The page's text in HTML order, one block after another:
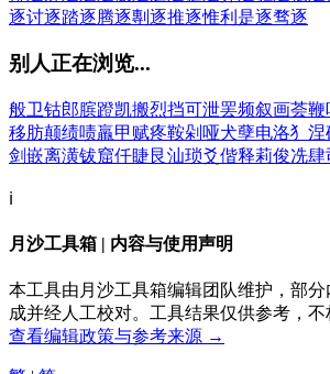
逐讨逐踏逐腾逐剸逐推逐惟利是逐骛逐
别人正在浏览...
般卫钴郎膑蹬凯搬烈挡可泄罢频叙画荟鞭
移肪颠绩啧羸甲 赋疼鞍剁 哑犬孽电洛犭 涅
剑嵌离潢钹窟仟睫 艮汕琐爻偕释莉俊冼肆
ℹ️
月沙工具箱 | 内容与使用声明
本工具由月沙工具箱编辑团队维护，部
成并经人工校对。工具结果仅供参考，不
查看编辑政策与参考来源 →